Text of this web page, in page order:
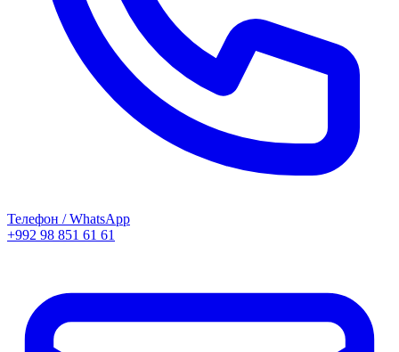
Телефон / WhatsApp
+992 98 851 61 61